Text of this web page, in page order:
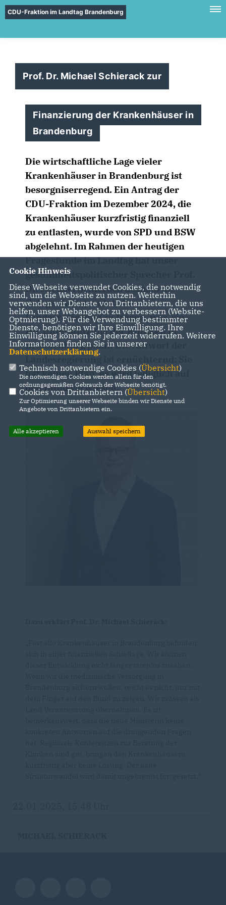
CDU-Fraktion im Landtag Brandenburg
Prof. Dr. Michael Schierack zur
Finanzierung der Krankenhäuser in
Brandenburg
Die wirtschaftliche Lage vieler
Krankenhäuser in Brandenburg ist
besorgniserregend. Ein Antrag der
CDU-Fraktion im Dezember 2024, die
Krankenhäuser kurzfristig finanziell
zu entlasten, wurde von SPD und BSW
abgelehnt. Im Rahmen der heutigen
Fragestunde im Landtag hat unser
gesundheitspolitischer Sprecher Prof.
Dr. Michael Schierack deshalb die
Gelegenheit genutzt, die
Landesregierung zu fragen, was sie
zur Unterstützung der Kliniken in
Brandenburg plant. Die Antwort der
Landesregierung ist ernüchternd: Sie
hat keinen Plan, es wird lediglich auf
den Bund verwiesen.
Cookie Hinweis
Diese Webseite verwendet Cookies, die notwendig
sind, um die Webseite zu nutzen. Weiterhin
verwenden wir Dienste von Drittanbietern, die uns
helfen, unser Webangebot zu verbessern (Website-
Optmierung). Für die Verwendung bestimmter
Dienste, benötigen wir Ihre Einwilligung. Ihre
Einwilligung können Sie jederzeit widerrufen. Weitere
Informationen finden Sie in unserer
Datenschutzerklärung.
Technisch notwendige Cookies (Übersicht)
Die notwendigen Cookies werden allein für den
ordnungsgemäßen Gebrauch der Webseite benötigt.
Cookies von Drittanbietern (Übersicht)
Zur Optimierung unserer Webseite binden wir Dienste und
Angebote von Drittanbietern ein.
Alle akzeptieren Auswahl speichern